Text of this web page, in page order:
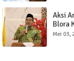
Aksi
Blora
Mei 03,